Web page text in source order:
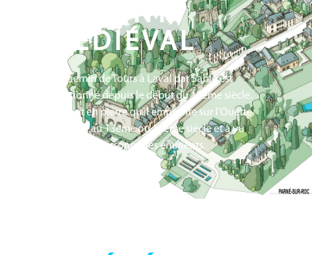
LE PONT
MÉDIÉVAL
Le chemin de Tours à Laval par Sablé est
mentionné depuis le début du 12ème siècle.
Le pont en pierre qu’il emprunte sur l’Ouette
remonte au 13ème ou 14ème siècle et a vu
passer des personnages éminents.